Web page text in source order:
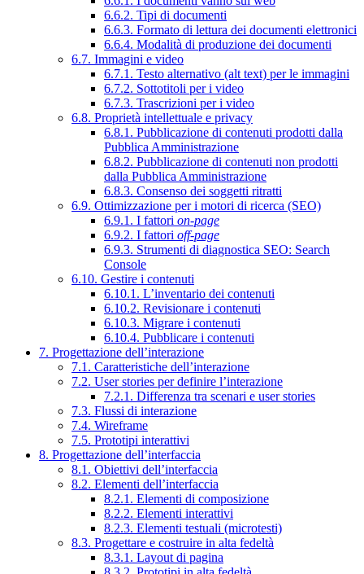
6.6.2. Tipi di documenti
6.6.3. Formato di lettura dei documenti elettronici
6.6.4. Modalità di produzione dei documenti
6.7. Immagini e video
6.7.1. Testo alternativo (alt text) per le immagini
6.7.2. Sottotitoli per i video
6.7.3. Trascrizioni per i video
6.8. Proprietà intellettuale e privacy
6.8.1. Pubblicazione di contenuti prodotti dalla
Pubblica Amministrazione
6.8.2. Pubblicazione di contenuti non prodotti
dalla Pubblica Amministrazione
6.8.3. Consenso dei soggetti ritratti
6.9. Ottimizzazione per i motori di ricerca (SEO)
6.9.1. I fattori on-page
6.9.2. I fattori off-page
6.9.3. Strumenti di diagnostica SEO: Search
Console
6.10. Gestire i contenuti
6.10.1. L’inventario dei contenuti
6.10.2. Revisionare i contenuti
6.10.3. Migrare i contenuti
6.10.4. Pubblicare i contenuti
7. Progettazione dell’interazione
7.1. Caratteristiche dell’interazione
7.2. User stories per definire l’interazione
7.2.1. Differenza tra scenari e user stories
7.3. Flussi di interazione
7.4. Wireframe
7.5. Prototipi interattivi
8. Progettazione dell’interfaccia
8.1. Obiettivi dell’interfaccia
8.2. Elementi dell’interfaccia
8.2.1. Elementi di composizione
8.2.2. Elementi interattivi
8.2.3. Elementi testuali (microtesti)
8.3. Progettare e costruire in alta fedeltà
8.3.1. Layout di pagina